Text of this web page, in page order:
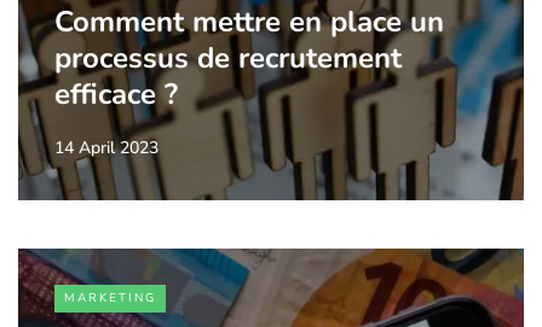
Comment mettre en place un
processus de recrutement
efficace ?
14 April 2023
MARKETING